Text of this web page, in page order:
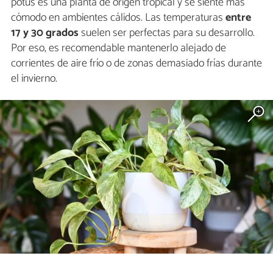
cómodo en ambientes cálidos. Las temperaturasentre
17 y 30 gradossuelen ser perfectas para su desarrollo.
Por eso, es recomendable mantenerlo alejado de
corrientes de aire frío o de zonas demasiado frías durante
el invierno.